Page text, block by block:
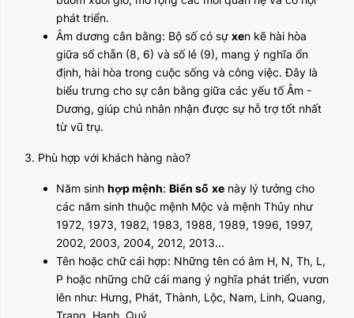
phát triển.
Âm dương cân bằng: Bộ số có sự xen kẽ hài hòa
giữa số chẵn (8, 6) và số lẻ (9), mang ý nghĩa ổn
định, hài hòa trong cuộc sống và công việc. Đây là
biểu trưng cho sự cân bằng giữa các yếu tố Âm -
Dương, giúp chủ nhân nhận được sự hỗ trợ tốt nhất
từ vũ trụ.
3. Phù hợp với khách hàng nào?
Năm sinh hợp mệnh: Biển số xe này lý tưởng cho
các năm sinh thuộc mệnh Mộc và mệnh Thủy như
1972, 1973, 1982, 1983, 1988, 1989, 1996, 1997,
2002, 2003, 2004, 2012, 2013...
Tên hoặc chữ cái hợp: Những tên có âm H, N, Th, L,
P hoặc những chữ cái mang ý nghĩa phát triển, vươn
lên như: Hưng, Phát, Thành, Lộc, Nam, Linh, Quang,
Trang, Hạnh, Quý…